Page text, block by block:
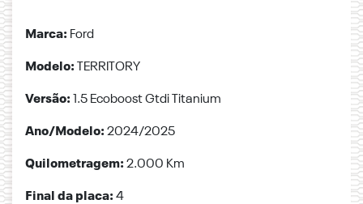
Marca: Ford
Modelo: TERRITORY
Versão: 1.5 Ecoboost Gtdi Titanium
Ano/Modelo:2024/2025
Quilometragem:2.000 Km
Final da placa:4